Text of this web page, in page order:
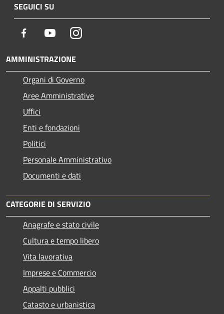
SEGUICI SU
Facebook YoutubeInstagram
AMMINISTRAZIONE
Organi di Governo
Aree Amministrative
Uffici
Enti e fondazioni
Politici
Personale Amministrativo
Documenti e dati
CATEGORIE DI SERVIZIO
Anagrafe e stato civile
Cultura e tempo libero
Vita lavorativa
Imprese e Commercio
Appalti pubblici
Catasto e urbanistica